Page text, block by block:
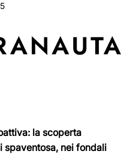
la scoperta
spaventosa, nei fondali